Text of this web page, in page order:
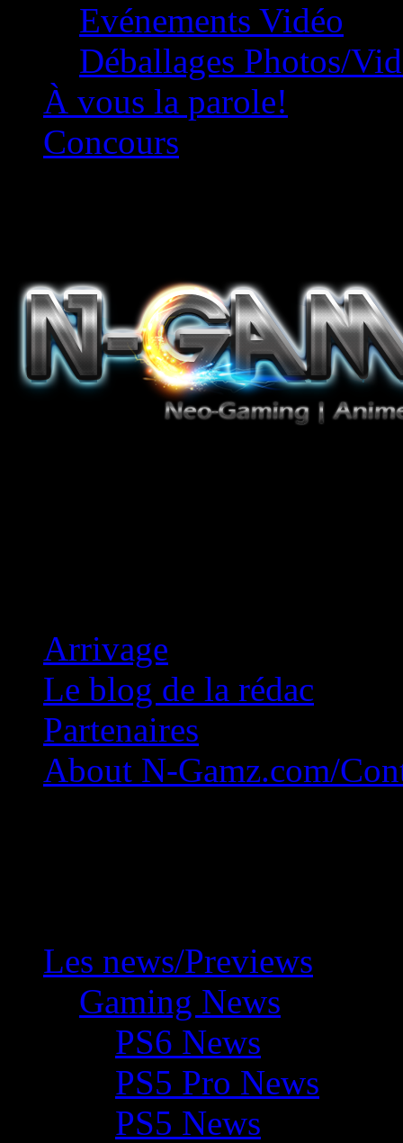
Evénements Vidéo
Déballages Photos/
À vous la parole!
Concours
Arrivage
Le blog de la rédac
Partenaires
About N-Gamz.com/
Les news/Previews
Gaming News
PS6 News
PS5 Pro News
PS5 News